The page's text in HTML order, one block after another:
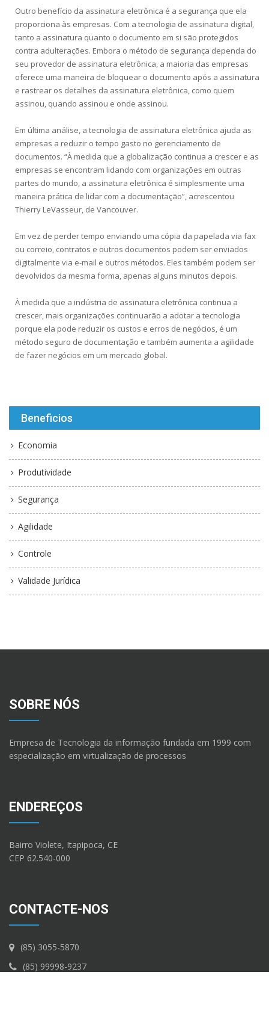
Outro benefício da assinatura eletrônica é a segurança que ela
proporciona às empresas. Com a tecnologia de assinatura digital,
tanto a assinatura quanto o documento em si são protegidos
contra adulterações. Embora o método de segurança dependa do
seu provedor de assinatura eletrônica, a maioria das empresas
oferece uma maneira de bloquear o documento após a assinatura
e rastrear os detalhes da assinatura eletrônica, como quem
assinou, quando assinou e onde assinou.
Em última análise, a tecnologia de assinatura eletrônica ajuda as
empresas a reduzir o tempo gasto no gerenciamento de
documentos. “À medida que a globalização continua a crescer e as
empresas se encontram lidando com organizações em outras
partes do mundo, a assinatura eletrônica é simplesmente uma
maneira prática de lidar com a documentação”, acrescentou
Thierry LeVasseur, de Vancouver.
Em vez de perder tempo enviando uma cópia da papelada via fax
ou correio, contratos e outros documentos podem ser enviados
digitalmente via e-mail e outros métodos. Eles também podem ser
devolvidos da mesma forma, apenas alguns minutos depois.
À medida que a indústria de assinatura eletrônica continua a
crescer, mais organizações continuarão a adotar a tecnologia
porque ela pode reduzir os custos e erros de negócios, é um
método seguro de documentação e também aumenta a agilidade
de fazer negócios em um mercado global.
Beneficios
Economia
Produtividade
Segurança
Agilidade
Controle
Validade Jurídica
SOBRE NÓS
Empresa de Tecnologia da informação fundada em 1999 com
especialização em virtualização de processos
ENDEREÇOS
Bairro Violete, Itapipoca, CE
CEP 62.540-000
CONTACTE-NOS
(85) 3055-5870
(85) 99998-9237